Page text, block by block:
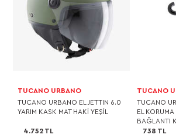
TUCANO URBANO
TUCANO URBANO EL JETTIN 6.0
YARIM KASK MAT HAKİ YEŞİL
4.752 TL
TUCANO
TUCANO
EL
BAĞLANTI
738 TL